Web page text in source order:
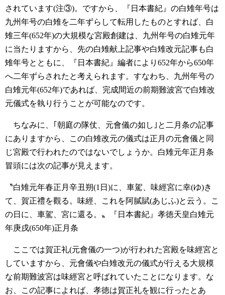
されています(注③)。ですから、『日本書紀』の白雉年号は
九州年号の白雉を二年ずらして転用したものとすれば、白
雉三年(652年)の大規模な宮殿創建は、九州年号の白雉元年
に当たりますから、先の白雉献上記事や白雉改元記事も白
雉年号とともに、『日本書紀』編者により652年から650年
へ二年ずらされたと考えられます。すなわち、九州年号の
白雉元年(652年)であれば、完成間近の前期難波宮で白雉改
元儀式を執り行うことが可能なのです。
ちなみに、｢朝庭の隊仗、元會儀の如し｣と二月条の記事
にありますから、この白雉改元の儀式は正月の元會儀と同
じ宮殿で行われたのではないでしょうか。白雉元年正月条
冒頭には次の記事が見えます。
〝白雉元年春正月辛丑朔(1日)に、車駕、味經宮に幸(ゆ)き
て、賀正禮を觀る。味經、これを阿膩賦(あじふ)と云う。こ
の日に、車駕、宮に還る。〟『日本書紀』孝徳天皇白雉元
年庚戌(650年)正月条
ここでは賀正礼(元會儀の一つ)が行われた宮殿を味經宮と
していますから、元會儀や白雉改元の儀式が行える大規模
な前期難波宮は味經宮と呼ばれていたことになります。な
お、この記事によれば、孝徳は賀正礼を観に行ったとあ